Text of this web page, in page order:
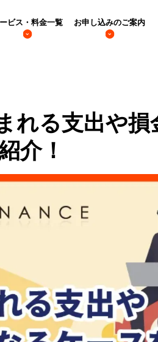
ビス・料金一覧 お申し込みのご案内
れる支出や損
介！